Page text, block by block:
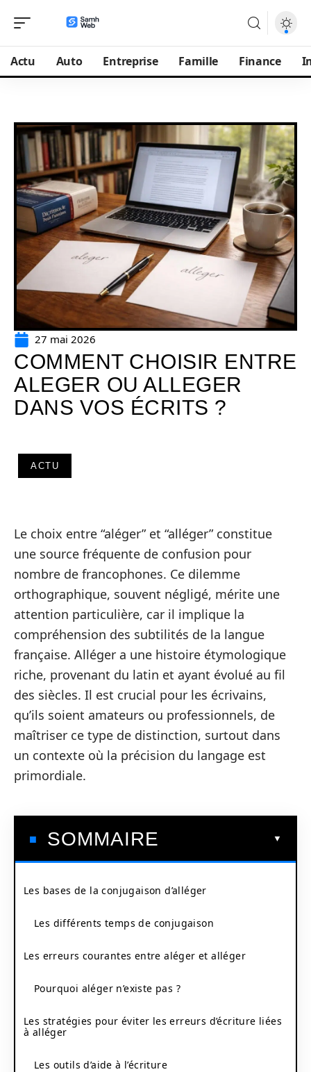
Actu Auto Entreprise Famille Finance
27 mai 2026
COMMENT CHOISIR ENTRE
ALEGER OU ALLEGER
DANS VOS ÉCRITS ?
ACTU
Le choix entre “aléger” et “alléger” constitue
une source fréquente de confusion pour
nombre de francophones. Ce dilemme
orthographique, souvent négligé, mérite une
attention particulière, car il implique la
compréhension des subtilités de la langue
française. Alléger a une histoire étymologique
riche, provenant du latin et ayant évolué au fil
des siècles. Il est crucial pour les écrivains,
qu’ils soient amateurs ou professionnels, de
maîtriser ce type de distinction, surtout dans
un contexte où la précision du langage est
primordiale.
SOMMAIRE
Les bases de la conjugaison d’alléger
Les différents temps de conjugaison
Les erreurs courantes entre aléger et alléger
Pourquoi aléger n’existe pas ?
Les stratégies pour éviter les erreurs d’écriture liées
à alléger
Les outils d’aide à l’écriture